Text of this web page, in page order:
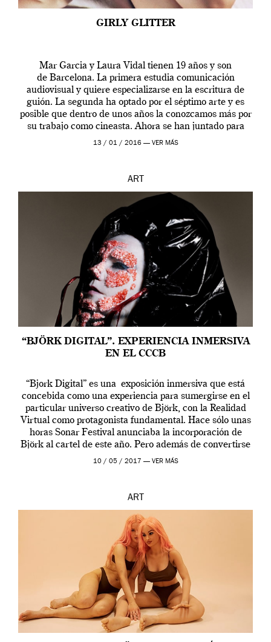
GIRLY GLITTER
Mar Garcia y Laura Vidal tienen 19 años y son
de Barcelona. La primera estudia comunicación
audiovisual y quiere especializarse en la escritura de
guión. La segunda ha optado por el séptimo arte y es
posible que dentro de unos años la conozcamos más por
su trabajo como cineasta. Ahora se han juntado para
contarnos una […]
13 / 01 / 2016 — VER MÁS
ART
“BJÖRK DIGITAL”. EXPERIENCIA INMERSIVA
EN EL CCCB
“Bjork Digital” es una exposición inmersiva que está
concebida como una experiencia para sumergirse en el
particular universo creativo de Björk, con la Realidad
Virtual como protagonista fundamental. Hace sólo unas
horas Sonar Festival anunciaba la incorporación de
Björk al cartel de este año. Pero además de convertirse
en una de las actuaciones más relevantes […]
10 / 05 / 2017 — VER MÁS
ART